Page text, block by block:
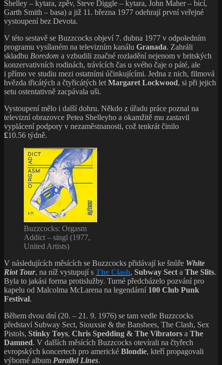
Shelley – kytara, zpěv, Steve Diggle – kytara, John Maher – bicí,
Garth Smith – basa) a již 11. března 1977 odehrají první veřejné
vystoupení bez Devota.
V této sestavě se Buzzcocks objeví 7. dubna 1977 v odpoledním
programu vysílaném na televizním kanálu Granada. Zahráli
skladbu Boredom a vzbudili značné rozladění nejenom v britských
konzervativních rodinách, trávících čas u svého čaje o páté, ale
i přímo ve studiu mezi ostatními účinkujícími. Jedna z nich, filmová
hvězda třicátých a čtyřicátých let Margaret Lockwood, si při jejich
setu ostentativně zacpávala uši.
Vystoupení mělo i další dohru. Někdo z úřadu práce poznal na
televizní obrazovce Petea Shelleyho a okamžitě mu zastavil
vyplácení podpory v nezaměstnanosti, což tenkrát činilo
£10.56 týdně.
Buzzcocks: Orgasm
Addict – singl (1977,
United Artists)
V následujících měsících se Buzzcocks přidávají ke šnůře White
Riot Tour, na níž vystupují s The Clash, Subway Sect a The Slits.
Byla to jakási forma protislužby. Turné předcházelo pozvání pro
kapelu od Malcolma McLarena na legendární 100 Club Punk
Festival.
Během dvou dní (20. – 21. 9. 1976) se tam vedle Buzzcocks
představí Subway Sect, Siouxsie & the Banshees, The Clash, Sex
Pistols, Stinky Toys, Chris Spedding & The Vibrators a The
Damned. V dalších měsících Buzzcocks otevírali na čtyřech
evropských koncertech pro americké Blondie, kteří propagovali
výborné album Parallel Lines.